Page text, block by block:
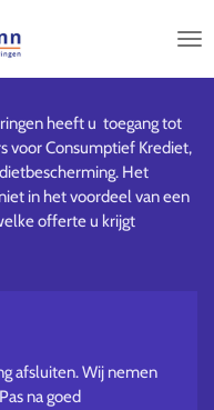
heeft u toegang tot
voor Consumptief Krediet,
Het
in het voordeel van een
offerte u krijgt
afsluiten. Wij nemen
na goed